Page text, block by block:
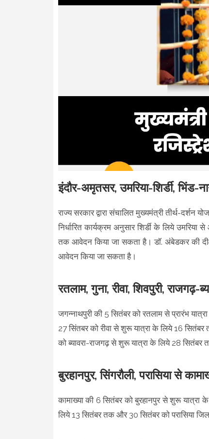
इंदौर-अमृतसर, उमरिया-शिर्डी, भिंड-
राज्य सरकार द्वारा संचालित मुख्यमंत्री तीर्थ-दर्शन
निर्धारित कार्यक्रम अनुसार शिर्डी के लिये
तक आवेदन किया जा सकता है। डॉ. अंबेडकर की
आवेदन किया जा सकता है।
रतलाम, गुना, रीवा, शिवपुरी, राजगढ़-
जगन्नाथपुरी की 5 सितंबर को रतलाम से प्रारंभ
27 सिंतबर को रीवा से शुरू यात्रा के लिये 16
को ब्यावरा-राजगढ़ से शुरू यात्रा के लिये 28
बुरहानपुर, सिंगरौली, परासिया से
कामाख्या की 6 सितंबर को बुरहानपुर से शुरू
लिये 13 सितंबर तक और 30 सितंबर को परासिया